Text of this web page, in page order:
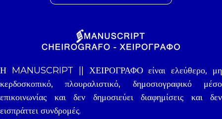
Η MANUSCRIPT || ΧΕΙΡΟΓΡΑΦΟ είναι ελεύθερο, μη
κερδοσκοπικό, πλουραλιστικό, δημοσιογραφικό μέσο
επικοινωνίας και δεν δημοσιεύει διαφημίσεις και δεν
εισπράττει συνδρομές.